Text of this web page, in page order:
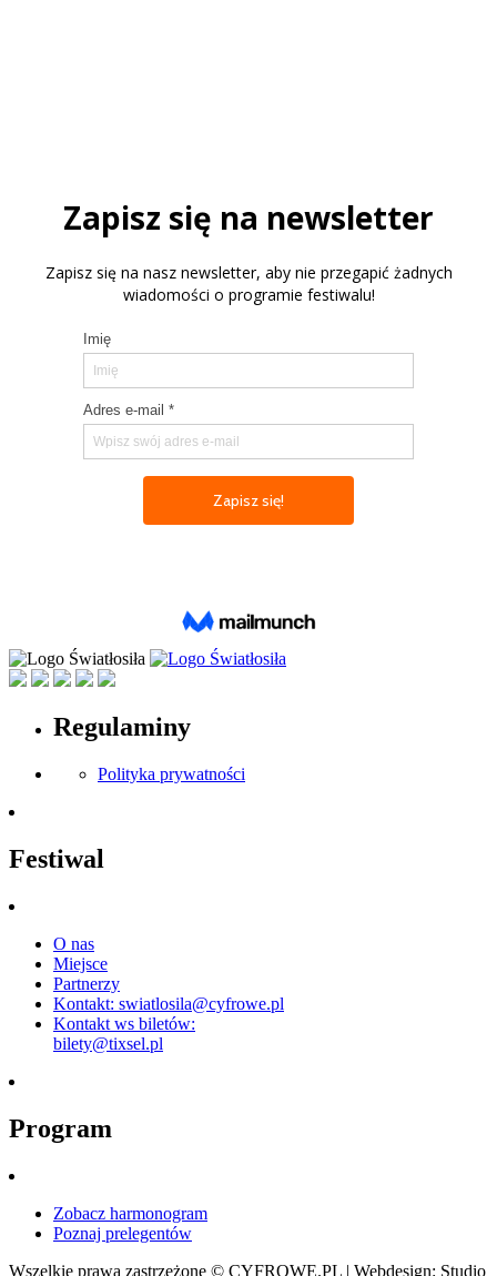
Regulaminy
Polityka prywatności
Festiwal
O nas
Miejsce
Partnerzy
Kontakt: swiatlosila@cyfrowe.pl
Kontakt ws biletów:
bilety@tixsel.pl
Program
Zobacz harmonogram
Poznaj prelegentów
Wszelkie prawa zastrzeżone © CYFROWE.PL | Webdesign: Studio